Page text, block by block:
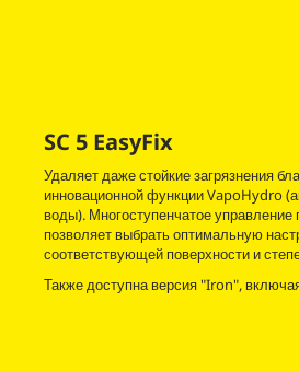
SC 5 EasyFix
Удаляет даже стойкие загрязнения
инновационной функцииVapoHydro
воды). Многоступенчатое управление
позволяет выбрать оптимальную
соответствующей поверхности и
Также доступна версия "Iron",